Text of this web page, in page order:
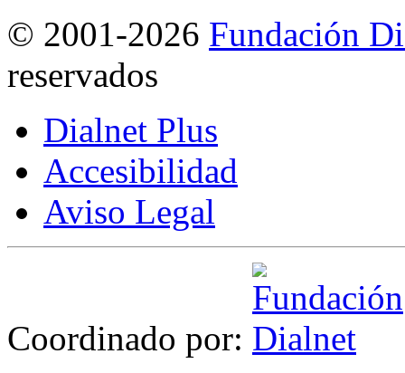
© 2001-2026 Fundación
reservados
Dialnet Plus
Accesibilidad
Aviso Legal
Coordinado por: